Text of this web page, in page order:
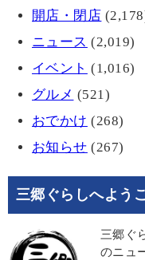
開店・閉店
ニュース (2,019)
イベント (1,016)
グルメ (521)
おでかけ (268)
お知らせ (267)
三郷ぐらしへよう
三郷ぐ
のニュ